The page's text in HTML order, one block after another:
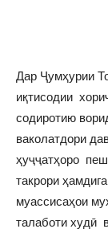
Дар Ҷумҳурии
иқтисодии
содиротию
ваколатдори
ҳуҷҷатҳоро
такрори
муассисаҳои
талаботи худӣ